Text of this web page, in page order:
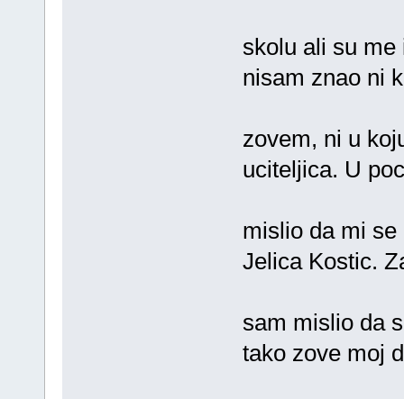
skolu ali su
nisam znao ni
zovem, ni u
uciteljica. U
mislio da mi
Jelica Kostic.
sam mislio da
tako zove moj